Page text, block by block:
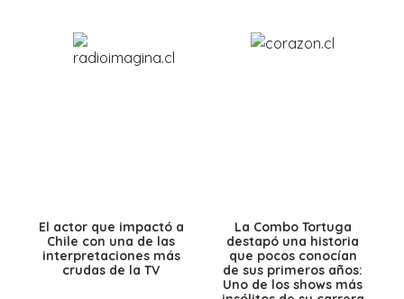
El actor que impactó a
Chile con una de las
interpretaciones más
crudas de la TV
La Combo Tortuga
destapó una historia
que pocos conocían
de sus primeros años:
Uno de los shows más